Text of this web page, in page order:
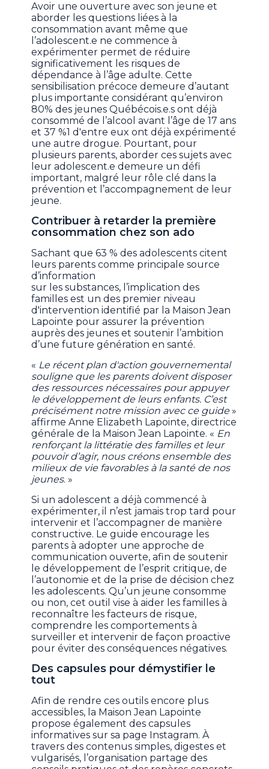
Avoir une ouverture avec son jeune et
aborder les questions liées à la
consommation avant même que
l’adolescent.e ne commence à
expérimenter permet de réduire
significativement les risques de
dépendance à l’âge adulte. Cette
sensibilisation précoce demeure d’autant
plus importante considérant qu’environ
80% des jeunes Québécois.e.s ont déjà
consommé de l’alcool avant l’âge de 17 ans
et 37 %1 d'entre eux ont déjà expérimenté
une autre drogue. Pourtant, pour
plusieurs parents, aborder ces sujets avec
leur adolescent.e demeure un défi
important, malgré leur rôle clé dans la
prévention et l’accompagnement de leur
jeune.
Contribuer à retarder la première
consommation chez son ado
Sachant que 63 % des adolescents citent
leurs parents comme principale source
d’information
sur les substances, l’implication des
familles est un des premier niveau
d'intervention identifié par la Maison Jean
Lapointe pour assurer la prévention
auprès des jeunes et soutenir l’ambition
d’une future génération en santé.
« Le récent plan d'action gouvernemental
souligne que les parents doivent disposer
des ressources nécessaires pour appuyer
le développement de leurs enfants. C’est
précisément notre mission avec ce guide»
affirme Anne Elizabeth Lapointe, directrice
générale de la Maison Jean Lapointe. « En
renforçant la littératie des familles et leur
pouvoir d’agir, nous créons ensemble des
milieux de vie favorables à la santé de nos
jeunes. »
Si un adolescent a déjà commencé à
expérimenter, il n’est jamais trop tard pour
intervenir et l’accompagner de manière
constructive. Le guide encourage les
parents à adopter une approche de
communication ouverte, afin de soutenir
le développement de l’esprit critique, de
l’autonomie et de la prise de décision chez
les adolescents. Qu’un jeune consomme
ou non, cet outil vise à aider les familles à
reconnaître les facteurs de risque,
comprendre les comportements à
surveiller et intervenir de façon proactive
pour éviter des conséquences négatives.
Des capsules pour démystifier le
tout
Afin de rendre ces outils encore plus
accessibles, la Maison Jean Lapointe
propose également des capsules
informatives sur sa page Instagram. À
travers des contenus simples, digestes et
vulgarisés, l’organisation partage des